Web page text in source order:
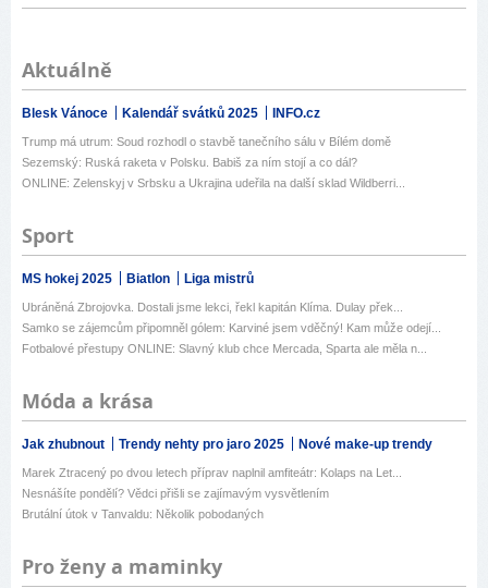
Aktuálně
Blesk Vánoce Kalendář svátků 2025 INFO.cz
Trump má utrum: Soud rozhodl o stavbě tanečního sálu v Bílém domě
Sezemský: Ruská raketa v Polsku. Babiš za ním stojí a co dál?
ONLINE: Zelenskyj v Srbsku a Ukrajina udeřila na další sklad Wildberri...
Sport
MS hokej 2025 Biatlon Liga mistrů
Ubráněná Zbrojovka. Dostali jsme lekci, řekl kapitán Klíma. Dulay přek...
Samko se zájemcům připomněl gólem: Karviné jsem vděčný! Kam může odejí...
Fotbalové přestupy ONLINE: Slavný klub chce Mercada, Sparta ale měla n...
Móda a krása
Jak zhubnout Trendy nehty pro jaro 2025 Nové make-up trendy
Marek Ztracený po dvou letech příprav naplnil amfiteátr: Kolaps na Let...
Nesnášíte pondělí? Vědci přišli se zajímavým vysvětlením
Brutální útok v Tanvaldu: Několik pobodaných
Pro ženy a maminky